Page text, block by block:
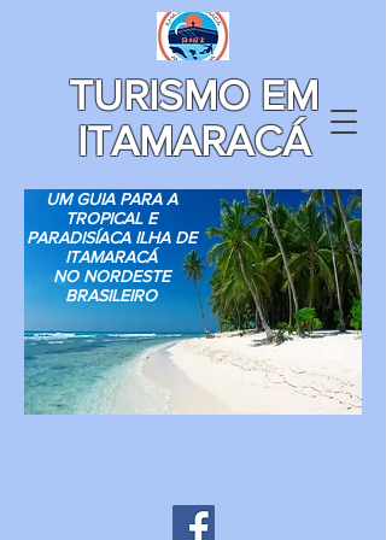
TURISMO EM
ITAMARACÁ
UM GUIA PARA A
TROPICAL E
PARADISÍACA ILHA DE
ITAMARACÁ
NO NORDESTE
BRASILEIRO